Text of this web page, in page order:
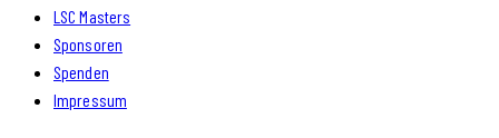
LSC Masters
Sponsoren
Spenden
Impressum